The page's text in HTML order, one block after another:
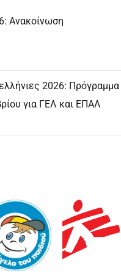
Ανακοίνωση
2026: Πρόγραμμα
για ΓΕΛ και ΕΠΑΛ